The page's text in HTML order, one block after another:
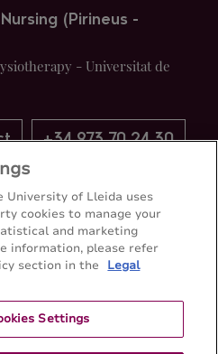
(Pirineus -
- Universitat de
+34 973 70 24 30
University of Lleida uses
cookies to manage your
and marketing
information, please refer
section in the
Legal
Settings